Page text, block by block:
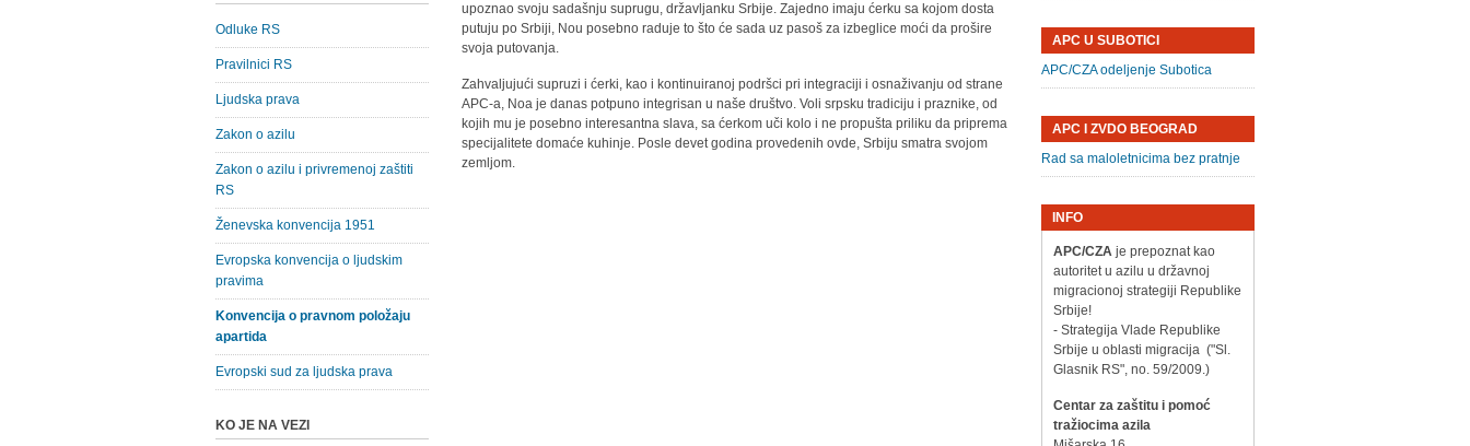
upoznao svoju sadašnju suprugu, državljanku Srbije. Zajedno imaju ćerku sa kojom dosta
putuju po Srbiji, Nou posebno raduje to što će sada uz pasoš za izbeglice moći da prošire
svoja putovanja.
Zahvaljujući supruzi i ćerki, kao i kontinuiranoj podršci pri integraciji i osnaživanju od strane
APC-a, Noa je danas potpuno integrisan u naše društvo. Voli srpsku tradiciju i praznike, od
kojih mu je posebno interesantna slava, sa ćerkom uči kolo i ne propušta priliku da priprema
specijalitete domaće kuhinje. Posle devet godina provedenih ovde, Srbiju smatra svojom
zemljom.
Odluke RS
Pravilnici RS
Ljudska prava
Zakon o azilu
Zakon o azilu i privremenoj zaštiti
RS
Ženevska konvencija 1951
Evropska konvencija o ljudskim
pravima
Konvencija o pravnom položaju
apartida
Evropski sud za ljudska prava
KO JE NA VEZI
APC U SUBOTICI
APC/CZA odeljenje Subotica
APC I ZVDO BEOGRAD
Rad sa maloletnicima bez pratnje
INFO
APC/CZAje prepoznat kao
autoritet u azilu u državnoj
migracionoj strategiji Republike
Srbije!
- Strategija Vlade Republike
Srbije u oblasti migracija ("Sl.
Glasnik RS", no. 59/2009.)
Centar za zaštitu i pomoć
tražiocima azila